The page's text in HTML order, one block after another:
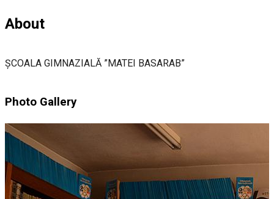
About
ȘCOALA GIMNAZIALĂ ”MATEI BASARAB”
Photo Gallery